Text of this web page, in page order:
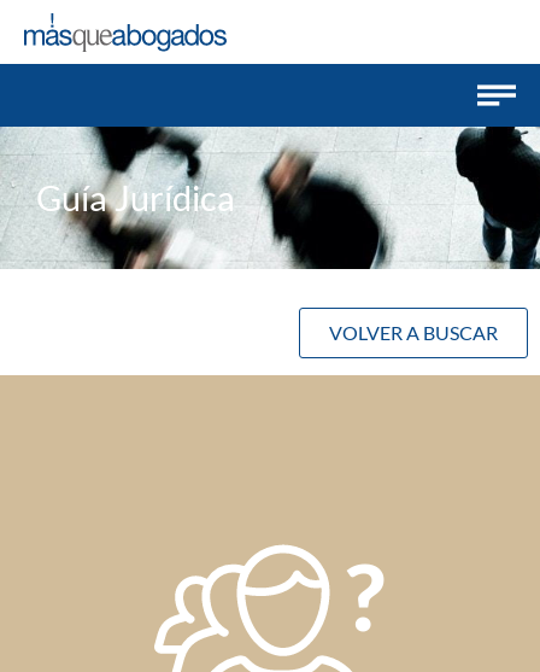
Guía Jurídica
VOLVER A BUSCAR